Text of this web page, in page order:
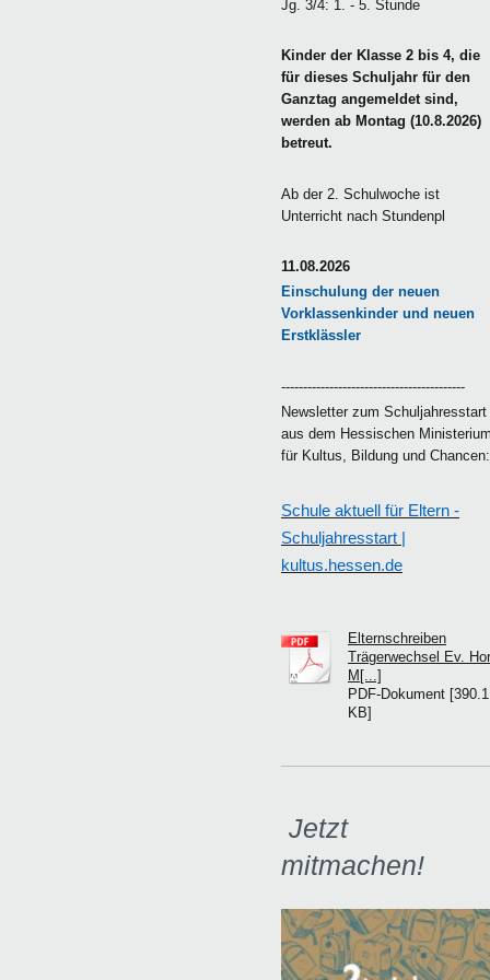
Jg. 3/4: 1. - 5. Stunde
Kinder der Klasse 2 bis 4, die
für dieses Schuljahr für den
Ganztag angemeldet sind,
werden ab Montag (10.8.2026)
betreut.
Ab der 2. Schulwoche ist
Unterricht nach Stundenpl
11.08.2026
Einschulung der neuen
Vorklassenkinder und neuen
Erstklässler
------------------------------------------
Newsletter zum Schuljahresstart
aus dem Hessischen
für Kultus, Bildung und
Schule aktuell für Eltern -
Schuljahresstart |
kultus.hessen.de
Elternschreiben
Trägerwechsel Ev.
M[...]
PDF-Dokument [390.1
KB]
Jetzt
mitmachen!